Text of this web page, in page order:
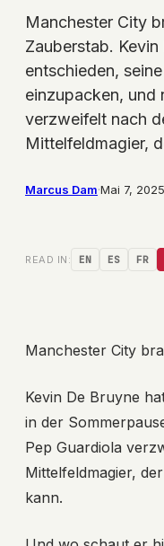
Manchester City
Zauberstab.
entschieden,
einzupacken, und
verzweifelt nach
Mittelfeldmagier,
Marcus Dam·Mai 7, 2025
READ IN: EN ES FR
Manchester City
Kevin De Bruyne
in der
Pep Guardiola
Mittelfeldmagier,
kann.